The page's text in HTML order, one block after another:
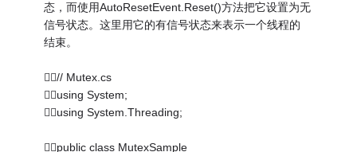
态，而使用AutoResetEvent.Reset()方法把它设置为无
信号状态。这里用它的有信号状态来表示一个线程的
结束。
// Mutex.cs
using System;
using System.Threading;
public class MutexSample